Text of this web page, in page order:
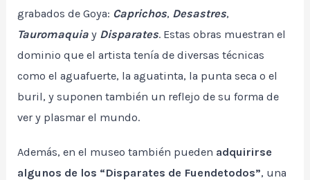
grabados de Goya: Caprichos, Desastres,
Tauromaquia y Disparates. Estas obras muestran el
dominio que el artista tenía de diversas técnicas
como el aguafuerte, la aguatinta, la punta seca o el
buril, y suponen también un reflejo de su forma de
ver y plasmar el mundo.
Además, en el museo también pueden adquirirse
algunos de los “Disparates de Fuendetodos”, una